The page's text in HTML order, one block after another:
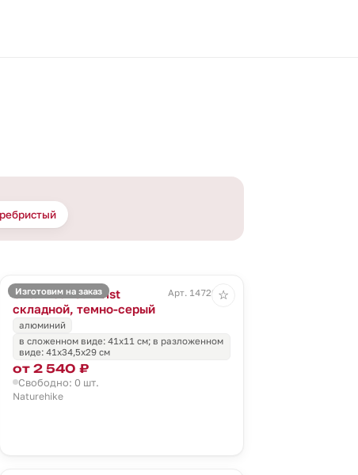
Изготовим на заказ
Стол Tourist Twist
складной, темно-серый
Арт. 14729.11
алюминий
в сложенном виде: 41x11 см; в разложенном
виде: 41х34,5х29 см
от 2 540 ₽
Свободно: 0 шт.
Naturehike
☆